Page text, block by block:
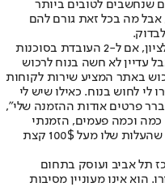
שנחשבים לטובים ביותר
מה בכל זאת גורם להם
חגית רוזנטל, בת 36 המתגוררת בראשון לציון, אם ל-2 העובדת בסוכנות
עדיין לא חשה בנוח לרכוש
באתר המציע שירות לקוחות
לחוש בנוח. כאילו שיש לי
פרטים אודות ההזמנה שלי”,
כמה וכמה פעמים, הזמנתי
פריטים זולים יחסית, וכאשר ראיתי מוצר שהעלות שלו מעל 100$ קצת
תל אביב ועוסק בתחום
הוא אינו מעוניין מסיבות